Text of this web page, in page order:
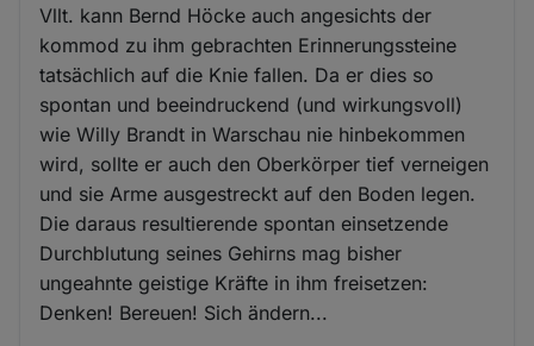
Vllt. kann Bernd Höcke auch angesichts der
kommod zu ihm gebrachten Erinnerungssteine
tatsächlich auf die Knie fallen. Da er dies so
spontan und beeindruckend (und wirkungsvoll)
wie Willy Brandt in Warschau nie hinbekommen
wird, sollte er auch den Oberkörper tief verneigen
und sie Arme ausgestreckt auf den Boden legen.
Die daraus resultierende spontan einsetzende
Durchblutung seines Gehirns mag bisher
ungeahnte geistige Kräfte in ihm freisetzen:
Denken! Bereuen! Sich ändern...